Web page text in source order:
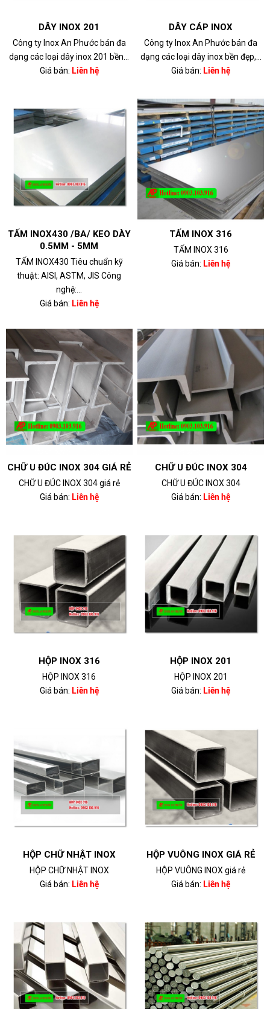
DÂY INOX 201
Công ty Inox An Phước bán đa
dạng các loại dây inox 201 bền...
Giá bán: Liên hệ
DÂY CÁP INOX
Công ty Inox An Phước bán đa
dạng các loại dây inox bền đẹp,...
Giá bán: Liên hệ
TẤM INOX430 /BA/ KEO DÀY
0.5MM - 5MM
TẤM INOX430 Tiêu chuẩn kỹ
thuật: AISI, ASTM, JIS Công
nghệ:...
Giá bán: Liên hệ
TẤM INOX 316
TẤM INOX 316
Giá bán: Liên hệ
CHỮ U ĐÚC INOX 304 GIÁ RẺ
CHỮ U ĐÚC INOX 304 giá rẻ
Giá bán: Liên hệ
CHỮ U ĐÚC INOX 304
CHỮ U ĐÚC INOX 304
Giá bán: Liên hệ
HỘP INOX 316
HỘP INOX 316
Giá bán: Liên hệ
HỘP INOX 201
HỘP INOX 201
Giá bán: Liên hệ
HỘP CHỮ NHẬT INOX
HỘP CHỮ NHẬT INOX
Giá bán: Liên hệ
HỘP VUÔNG INOX GIÁ RẺ
HỘP VUÔNG INOX giá rẻ
Giá bán: Liên hệ